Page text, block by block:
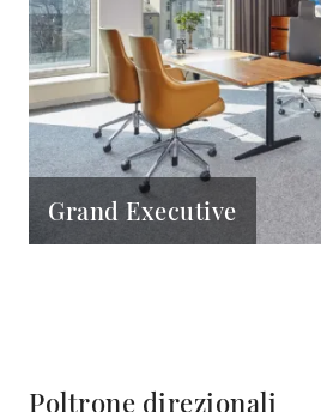
Grand Executive
Poltrone direzionali